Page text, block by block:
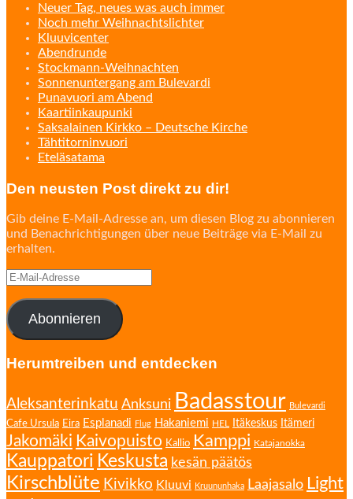
Neuer Tag, neues was auch immer
Noch mehr Weihnachtslichter
Kluuvicenter
Abendrunde
Stockmann-Weihnachten
Sonnenuntergang am Bulevardi
Punavuori am Abend
Kaartiinkaupunki
Saksalainen Kirkko – Deutsche Kirche
Tähtitorninvuori
Eteläsatama
Den neusten Post direkt zu dir!
Gib deine E-Mail-Adresse an, um diesen Blog zu abonnieren
und Benachrichtigungen über neue Beiträge via E-Mail zu
erhalten.
E-
Adresse
Abonnieren
Herumtreiben und entdecken
Aleksanterinkatu Anksuni Badasstour Bulevardi
Cafe Ursula Eira Esplanadi Flug Hakaniemi HEL Itäkeskus Itämeri
Jakomäki Kaivopuisto Kallio Kamppi Katajanokka
Kauppatori Keskusta kesän päätös
Kirschblüte Kivikko Kluuvi Kruununhaka Laajasalo Light